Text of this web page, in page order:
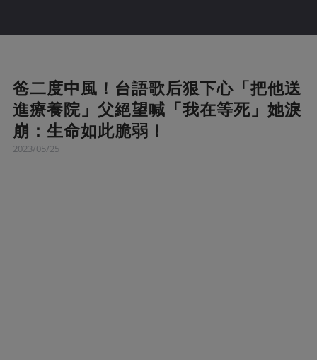
爸二度中風！台語歌后狠下心「把他送
進療養院」父絕望喊「我在等死」她淚
崩：生命如此脆弱！
2023/05/25